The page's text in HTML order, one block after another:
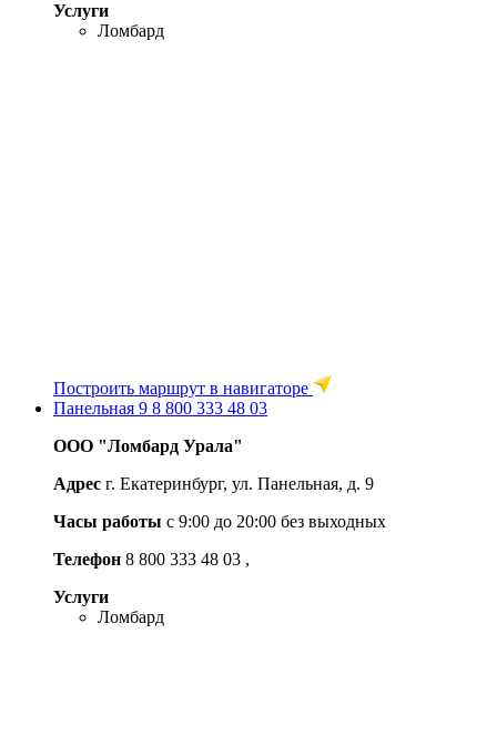
Услуги
Ломбард
Построить маршрут в навигаторе
Панельная 9 8 800 333 48 03
ООО "Ломбард Урала"
Адрес г. Екатеринбург, ул. Панельная, д. 9
Часы работы с 9:00 до 20:00 без выходных
Телефон 8 800 333 48 03 ,
Услуги
Ломбард